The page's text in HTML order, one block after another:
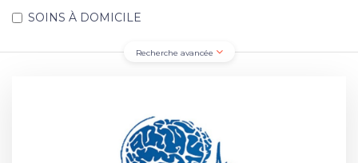
SOINS À DOMICILE
Recherche avancée